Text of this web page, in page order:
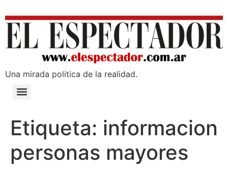
Una mirada poli­tica de la realidad.
Etiqueta: informacion
personas mayores